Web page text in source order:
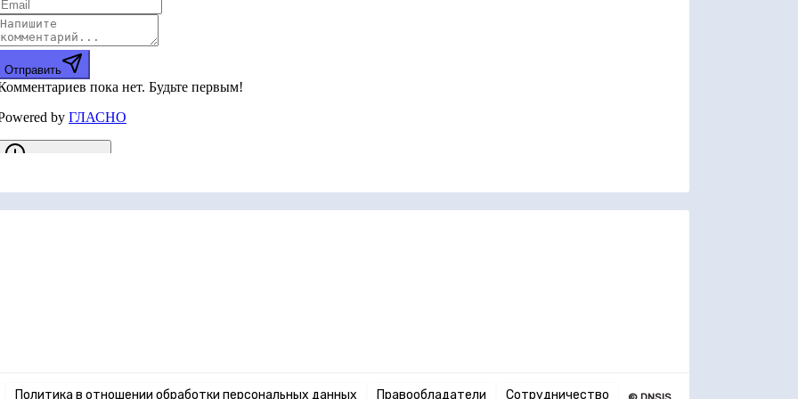
Политика в отношении обработки персональных данных Правообладатели Сотрудничество